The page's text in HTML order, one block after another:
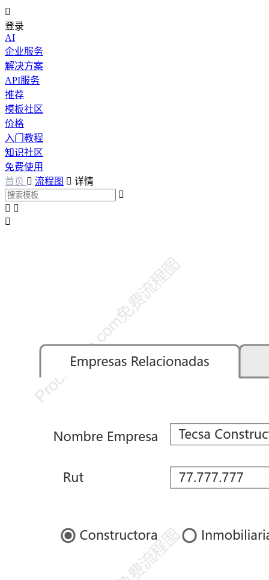

登录
AI
企业服务
解决方案
API服务
推荐
模板社区
价格
入门教程
知识社区
免费使用
首页  流程图  详情

 
